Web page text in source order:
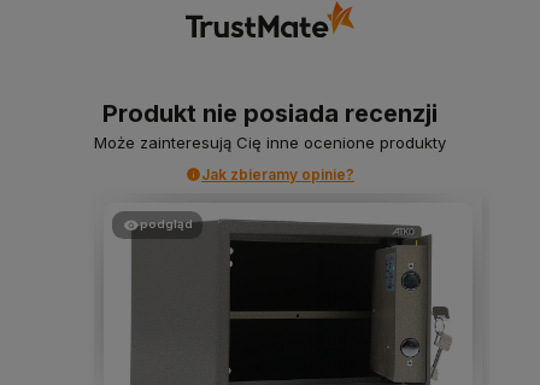
Produkt nie posiada recenzji
Może zainteresują Cię inne ocenione produkty
Jak zbieramy opinie?
podgląd